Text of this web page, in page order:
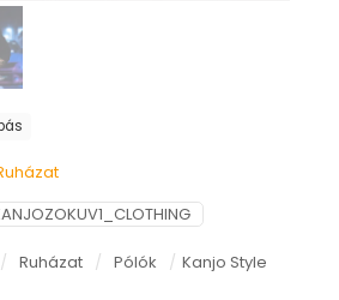
/ Ruházat / Pólók / Kanjo Style